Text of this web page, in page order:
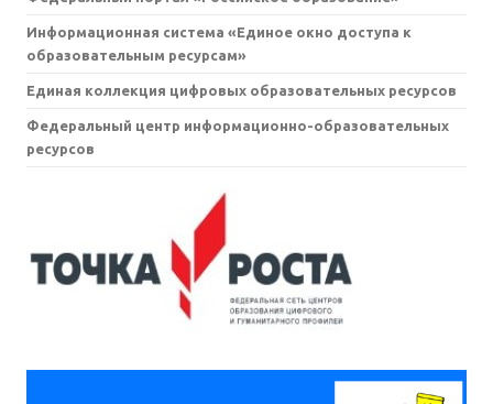
Информационная система «Единое окно доступа к
образовательным ресурсам»
Единая коллекция цифровых образовательных ресурсов
Федеральный центр информационно-образовательных
ресурсов